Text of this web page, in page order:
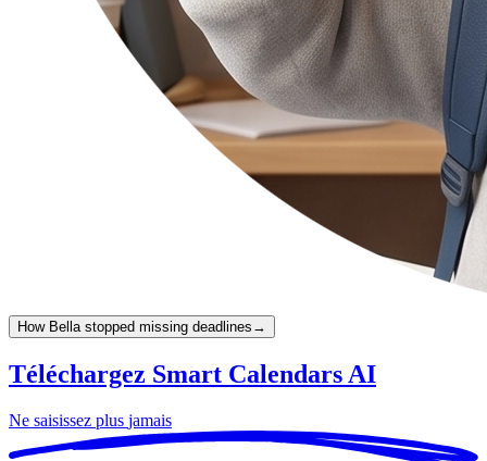
How Bella stopped missing deadlines →
Téléchargez Smart Calendars AI
Ne saisissez plus jamais